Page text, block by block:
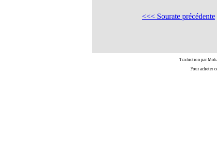
<<< Sourate précédente
Traduction par
Pour acheter